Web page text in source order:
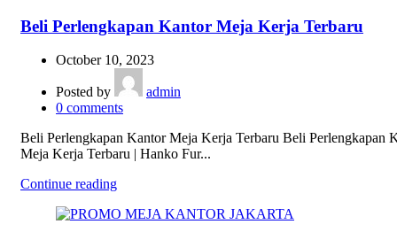
Beli Perlengkapan Kantor Meja Kerja Terbaru
October 10, 2023
Posted by
admin
0 comments
Beli Perlengkapan Kantor Meja Kerja Terbaru Beli Perlengkapan
Meja Kerja Terbaru | Hanko Fur...
Continue reading